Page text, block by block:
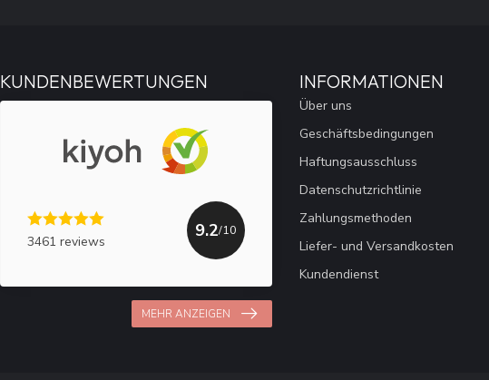
KUNDENBEWERTUNGEN
3461 reviews
9.2/10
MEHR ANZEIGEN
INFORMATIONEN
Über uns
Geschäftsbedingungen
Haftungsausschluss
Datenschutzrichtlinie
Zahlungsmethoden
Liefer- und Versandkosten
Kundendienst